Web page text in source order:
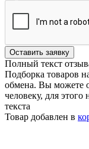
Оставить заявку
Полный текст
Подборка товаров
обмена. Вы можете
человеку, для этого
текста
Товар добавлен в